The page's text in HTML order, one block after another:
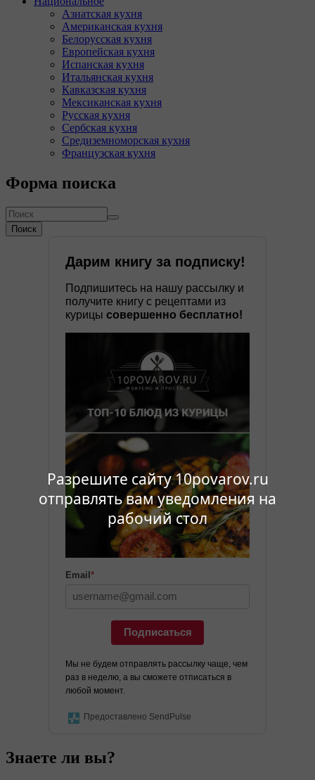
Разрешите сайту 10povarov.ru
отправлять вам уведомления на
рабочий стол
Азиатская кухня
Американская кухня
Белорусская кухня
Европейская кухня
Испанская кухня
Итальянская кухня
Кавказская кухня
Мексиканская кухня
Русская кухня
Сербская кухня
Средиземноморская кухня
Французская кухня
Форма поиска
Поиск
Дарим книгу за подписку!
Подпишитесь на нашу рассылку и
получите книгу с рецептами из
курицы совершенно бесплатно!
Email *
Подписаться
Мы не будем отправлять рассылку чаще, чем
раз в неделю, а вы сможете отписаться в
любой момент.
Предоставлено SendPulse
Знаете ли вы?